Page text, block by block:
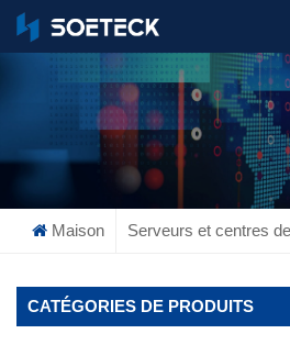
What Are You
Maison Serveurs et centres
CATÉGORIES DE PRODUITS